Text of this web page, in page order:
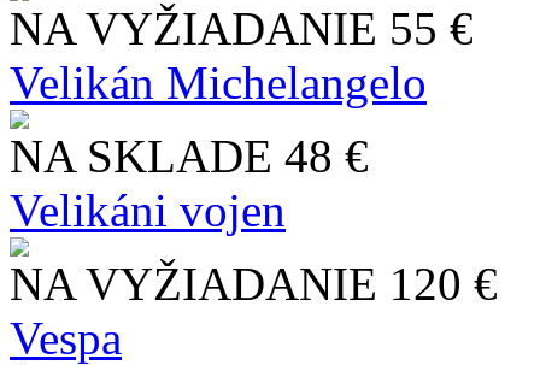
NA VYŽIADANIE 55 €
Velikán Michelangelo
NA SKLADE 48 €
Velikáni vojen
NA VYŽIADANIE 120 €
Vespa